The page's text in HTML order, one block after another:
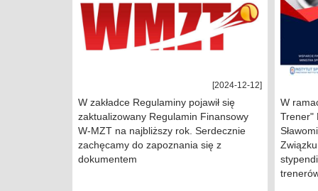
[2024-12-12]
W zakładce Regulaminy pojawił się
zaktualizowany Regulamin Finansowy
W-MZT na najbliższy rok. Serdecznie
zachęcamy do zapoznania się z
dokumentem
W
Trener"